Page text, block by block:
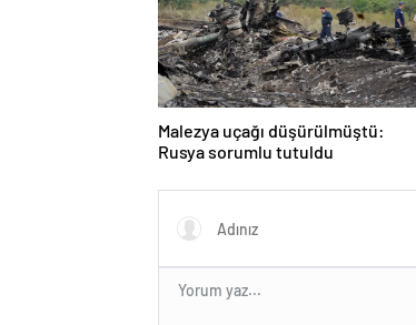
Malezya uçağı düşürülmüştü:
Rusya sorumlu tutuldu